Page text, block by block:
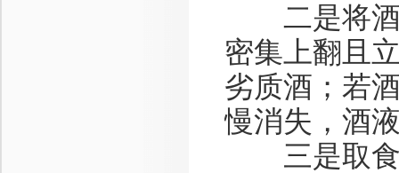
二是将酒
密集上翻且
劣质酒；若
慢消失，酒
三是取食